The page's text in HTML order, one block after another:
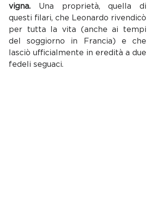
vigna. Una proprietà, quella di
questi filari, che Leonardo rivendicò
per tutta la vita (anche ai tempi
del soggiorno in Francia) e che
lasciò ufficialmente in eredità a due
fedeli seguaci.